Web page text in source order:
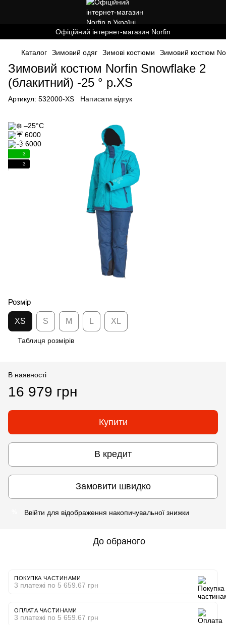
Офіційний інтернет-магазин Norfin
Каталог Зимовий одяг Зимові костюми Зимовий костюм
Зимовий костюм Norfin Snowflake 2
(блакитний) -25 ° р.XS
Артикул: 532000-XS Написати відгук
3
3
Розмір
XS S M L XL
Таблиця розмірів
В наявності
16 979 грн
Купити
В кредит
Замовити швидко
Ввійти для відображення накопичувальної знижки
До обраного
ПОКУПКА ЧАСТИНАМИ
3 платежі по 5 659.67 грн
ОПЛАТА ЧАСТИНАМИ
3 платежі по 5 659.67 грн